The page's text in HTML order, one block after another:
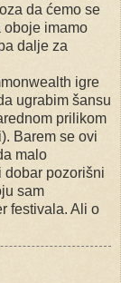
da ćemo se
oboje imamo
dalje za
igre
ugrabim šansu
prilikom
Barem se ovi
malo
dobar pozorišni
sam
festivala. Ali o